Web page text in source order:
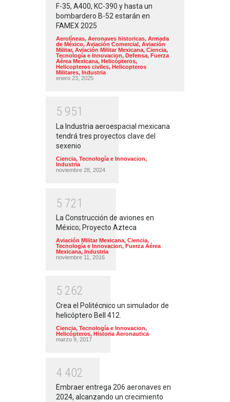
F-35, A400, KC-390 y hasta un
bombardero B-52 estarán en
FAMEX 2025
Aerolíneas, Aeronaves historicas, Armada
de México, Aviación Comercial , Aviación
Militar, Aviación Militar Mexicana, Ciencia,
Tecnología e Innovacion, Defensa, Fuerza
Aérea Mexicana, Helicópteros,
Helicopteros civiles, Helicopteros
Militares, Industria
enero 23, 2025
5 951
La Industria aeroespacial mexicana
tendrá tres proyectos clave del
sexenio
Ciencia, Tecnología e Innovacion,
Industria
noviembre 28, 2024
5 721
La Construcción de aviones en
México; Proyecto Azteca
Aviación Militar Mexicana, Ciencia,
Tecnología e Innovacion, Fuerza Aérea
Mexicana, Industria
noviembre 11, 2016
5 262
Crea el Politécnico un simulador de
helicóptero Bell 412.
Ciencia, Tecnología e Innovacion,
Helicópteros, Historia Aeronautica
marzo 9, 2017
4 402
Embraer entrega 206 aeronaves en
2024, alcanzando un crecimiento